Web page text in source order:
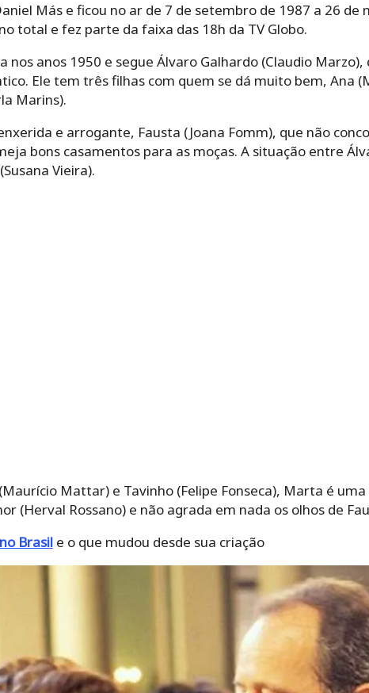
Más e ficou no ar de 7 de setembro de 1987 a 26 de
total e fez parte da faixa das 18h da TV Globo.
nos anos 1950 e segue Álvaro Galhardo (Claudio
Ele tem três filhas com quem se dá muito bem, Ana
Marins).
e arrogante, Fausta (Joana Fomm), que não
bons casamentos para as moças. A situação entre
Vieira).
Mattar) e Tavinho (Felipe Fonseca), Marta é
(Herval Rossano) e não agrada em nada os olhos de
Brasile o que mudou desde sua criação